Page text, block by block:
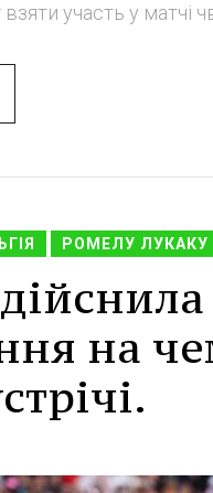
участь у матчі
РОМЕЛУ ЛУКАКУ
на